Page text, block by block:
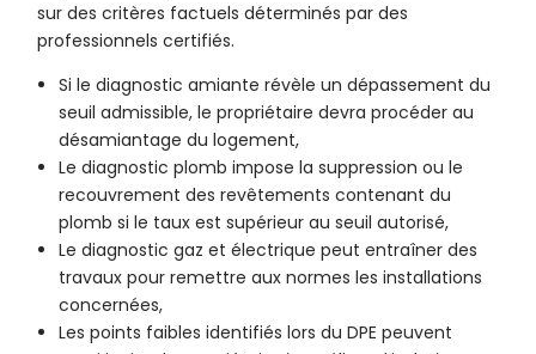
sur des critères factuels déterminés par des
professionnels certifiés.
Si le diagnostic amiante révèle un dépassement du
seuil admissible, le propriétaire devra procéder au
désamiantage du logement,
Le diagnostic plomb impose la suppression ou le
recouvrement des revêtements contenant du
plomb si le taux est supérieur au seuil autorisé,
Le diagnostic gaz et électrique peut entraîner des
travaux pour remettre aux normes les installations
concernées,
Les points faibles identifiés lors du DPE peuvent